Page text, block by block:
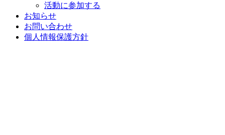
活動に参加する
お知らせ
お問い合わせ
個人情報保護方針